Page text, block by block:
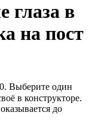
глаза в
на пост
Выберите один
в конструкторе.
до